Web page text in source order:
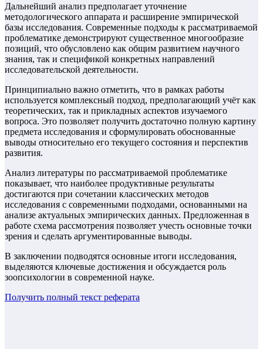
Дальнейший анализ предполагает уточнение
методологического аппарата и расширение эмпирической
базы исследования. Современные подходы к рассматриваемой
проблематике демонстрируют существенное многообразие
позиций, что обусловлено как общим развитием научного
знания, так и спецификой конкретных направлений
исследовательской деятельности.
Принципиально важно отметить, что в рамках работы
используется комплексный подход, предполагающий учёт как
теоретических, так и прикладных аспектов изучаемого
вопроса. Это позволяет получить достаточно полную картину
предмета исследования и сформулировать обоснованные
выводы относительно его текущего состояния и перспектив
развития.
Анализ литературы по рассматриваемой проблематике
показывает, что наиболее продуктивные результаты
достигаются при сочетании классических методов
исследования с современными подходами, основанными на
анализе актуальных эмпирических данных. Предложенная в
работе схема рассмотрения позволяет учесть основные точки
зрения и сделать аргументированные выводы.
В заключении подводятся основные итоги исследования,
выделяются ключевые достижения и обсуждается роль
зоопсихологии в современной науке.
Получить полный текст реферата